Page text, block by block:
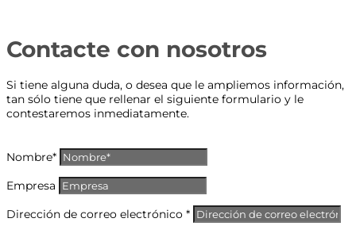
Contacte con nosotros
Si tiene alguna duda, o desea que le ampliemos información,
tan sólo tiene que rellenar el siguiente formulario y le
contestaremos inmediatamente.
Nombre*
Empresa
Dirección de correo electrónico *